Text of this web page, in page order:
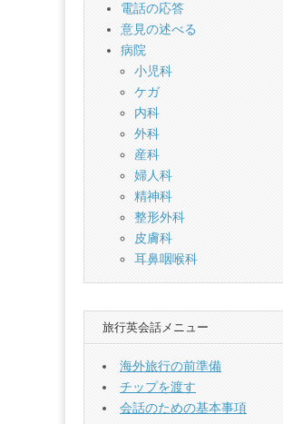
外
旅
行
英
会
話-
仕
事
編
電話の応答
意見の述べる
病院
小児科
ケガ
内科
外科
産科
婦人科
精神科
整形外科
皮膚科
耳鼻咽喉科
旅行英会話メニュー
海外旅行の前準備
チップを渡す
会話のための基本事項